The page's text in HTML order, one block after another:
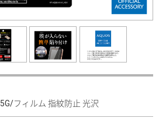
フィルム 指紋防止 光沢